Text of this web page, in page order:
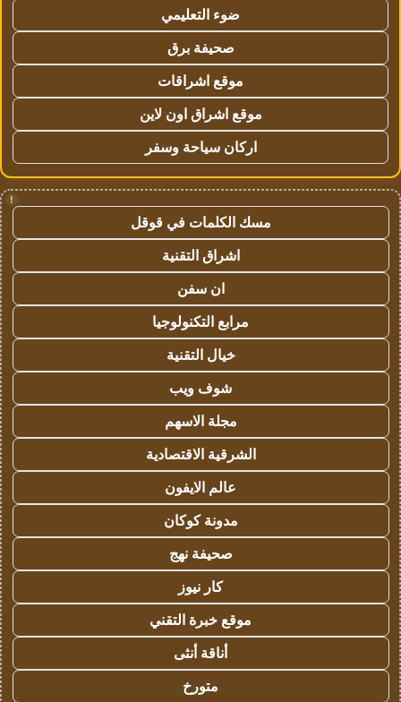
ضوء التعليمي
صحيفة برق
موقع اشراقات
موقع اشراق اون لاين
اركان سياحة وسفر
!
مسك الكلمات في قوقل
اشراق التقنية
ان سفن
مرابع التكنولوجيا
خيال التقنية
شوف ويب
مجلة الاسهم
الشرقية الاقتصادية
عالم الايفون
مدونة كوكان
صحيفة نهج
كار نيوز
موقع خبرة التقني
أناقة أنثى
متورخ